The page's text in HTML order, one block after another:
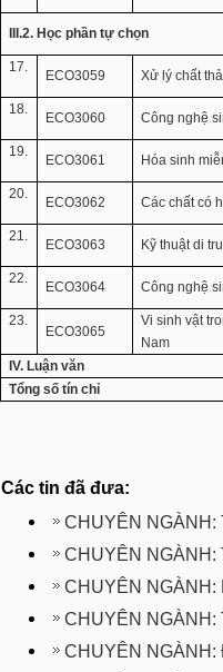
III.2. Học phần tự chọn
17.
ECO3059 Xử lý chất
18.
ECO3060 Công nghệ
19.
ECO3061 Hóa sinh
20.
ECO3062 Các chất có
21.
ECO3063 Kỹ thuật di
22.
ECO3064 Công nghệ
23.
ECO3065
Vi sinh vật
Nam
IV. Luận văn
Tổng số tín chỉ
Các tin đã đưa:
CHUYÊN
CHUYÊN NGÀNH:
CHUYÊN NGÀNH:
CHUYÊN
CHUYÊN NGÀNH: